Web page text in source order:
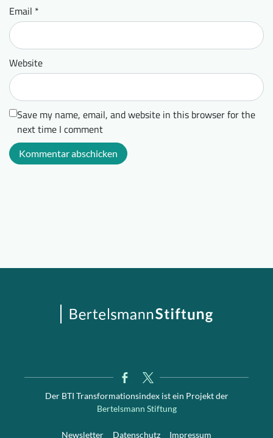
Email *
Website
Save my name, email, and website in this browser for the
next time I comment
Der BTI Transformationsindex ist ein Projekt der
Bertelsmann Stiftung
Newsletter Datenschutz Impressum